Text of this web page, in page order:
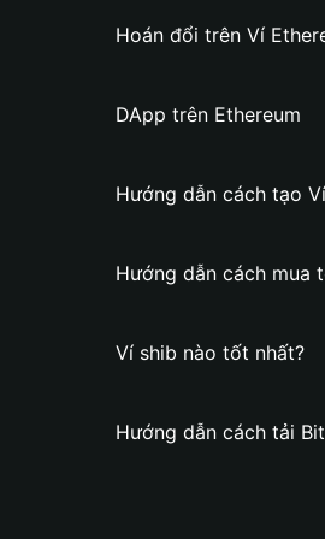
Hoán đổi trên Ví
DApp trên Ethereum
Hướng dẫn cách tạo
Hướng dẫn cách mua
Ví shib nào tốt nhất?
Hướng dẫn cách tải